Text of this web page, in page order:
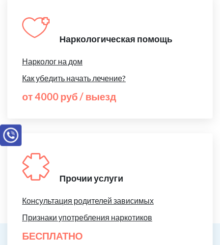
Наркологическая помощь
Нарколог на дом
Как убедить начать лечение?
от 4000 руб / выезд
Прочии услуги
Консультация родителей зависимых
Признаки употребления наркотиков
БЕСПЛАТНО